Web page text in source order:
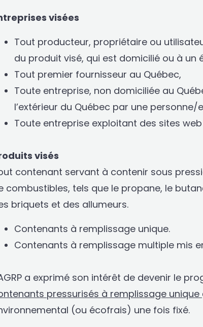
visées
Tout producteur, propriétaire ou
du produit visé, qui est domicilié ou à un
Tout premier fournisseur au Québec,
Toute entreprise, non domiciliée au
l’extérieur du Québec par une
Toute entreprise exploitant des sites
visés
contenant servant à contenir sous
combustibles, tels que le propane, le
briquets et des allumeurs.
Contenants à remplissage unique.
Contenants à remplissage multiple mis
a exprimé son intérêt de devenir le
pressurisés à remplissage unique
(ou écofrais) une fois fixé.